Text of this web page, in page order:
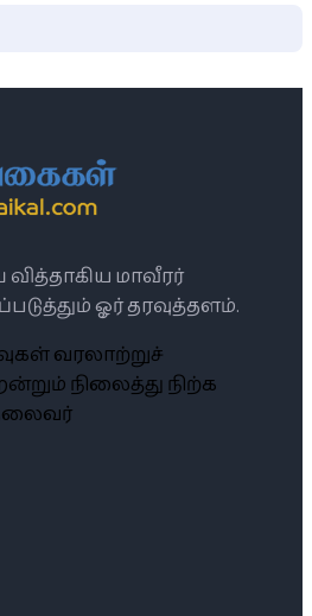
மாவீரர்
ஓர் தரவுத்தளம்.
வரலாற்றுச்
நிலைத்து நிற்க